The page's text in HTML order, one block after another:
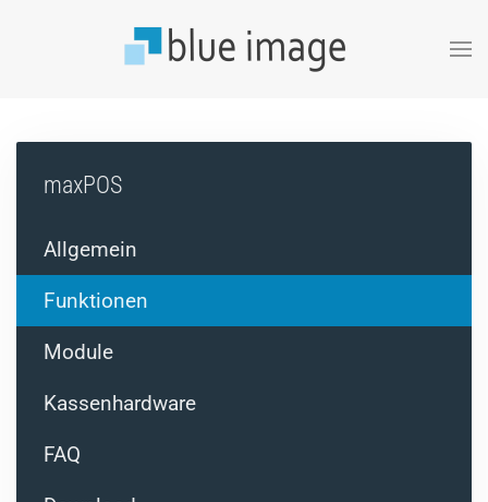
Zum Hauptinhalt springen
maxPOS
Allgemein
Funktionen
Module
Kassenhardware
FAQ